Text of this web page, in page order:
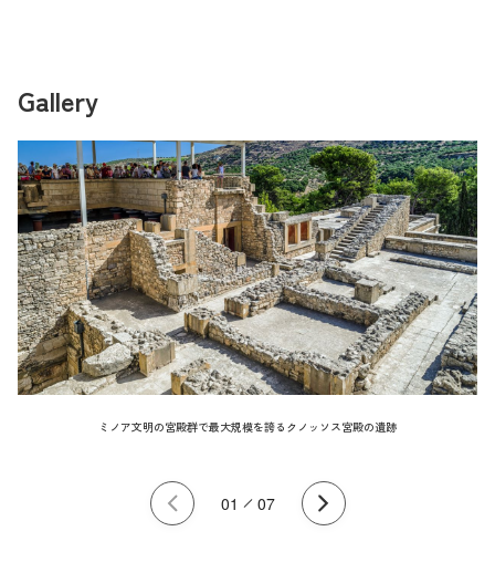
Gallery
ミノア文明の宮殿群で最大規模を誇るクノッソス宮殿の遺跡
Previous
01 07 Next